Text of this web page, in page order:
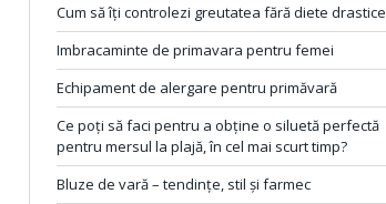
Cum să îți controlezi greutatea fără diete drastice
Imbracaminte de primavara pentru femei
Echipament de alergare pentru primăvară
Ce poți să faci pentru a obține o siluetă perfectă
pentru mersul la plajă, în cel mai scurt timp?
Bluze de vară – tendințe, stil și farmec